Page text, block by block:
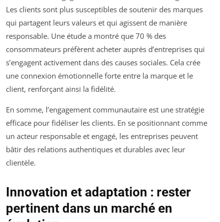
Les clients sont plus susceptibles de soutenir des marques
qui partagent leurs valeurs et qui agissent de manière
responsable. Une étude a montré que 70 % des
consommateurs préfèrent acheter auprès d’entreprises qui
s’engagent activement dans des causes sociales. Cela crée
une connexion émotionnelle forte entre la marque et le
client, renforçant ainsi la fidélité.
En somme, l’engagement communautaire est une stratégie
efficace pour fidéliser les clients. En se positionnant comme
un acteur responsable et engagé, les entreprises peuvent
bâtir des relations authentiques et durables avec leur
clientèle.
Innovation et adaptation : rester
pertinent dans un marché en